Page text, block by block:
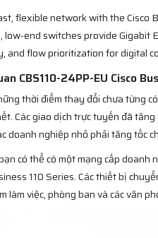
flexible network with the Cisco
low-end switches provide
and flow prioritization for digital
CBS110-24PP-EU Cisco
thời điểm thay đổi chưa từng
Các giao dịch trực tuyến đã
doanh nghiệp nhỏ phải tăng tốc
có thể có một mạng cấp
110 Series. Các thiết bị
làm việc, phòng ban và các văn